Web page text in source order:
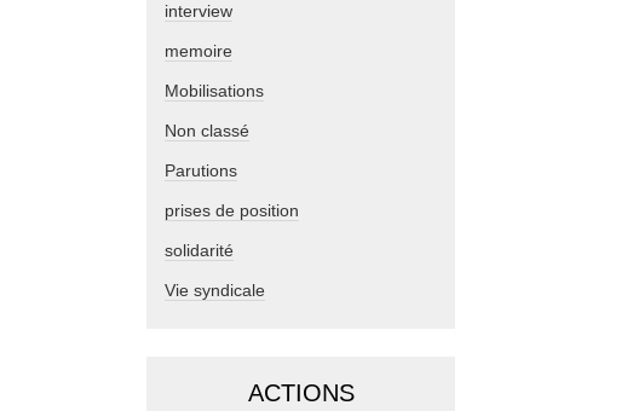
interview
memoire
Mobilisations
Non classé
Parutions
prises de position
solidarité
Vie syndicale
ACTIONS